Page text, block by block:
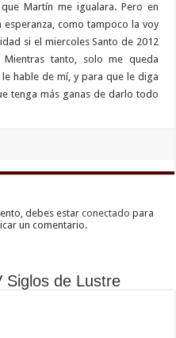
Martín me igualara. Pero en
como tampoco la voy
si el miercoles Santo de 2012
tanto, solo me queda
hable de mí, y para que le diga
tenga más ganas de darlo todo
debes estarconectado para
un comentario.
Siglos de Lustre